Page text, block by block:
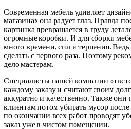
Современная мебель удивляет
магазинах она радует глаз. Правда
картинка превращается в груду
огромные коробки. И для сборки
много времени, сил и терпения. Ведь
сделать с первого раза. Поэтому
дело мастерам.
Специалисты нашей компании
каждому заказу и считают своим
аккуратно и качественно. Также они
клиентам потом убирать мусор
по окончании всех работ проводят
заказ уже в чистом помещении.